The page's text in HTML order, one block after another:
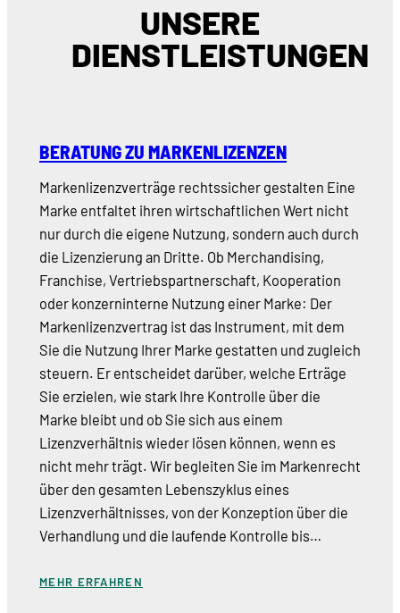
UNSERE
DIENSTLEISTUNGEN
BERATUNG ZU MARKENLIZENZEN
Markenlizenzverträge rechtssicher gestalten Eine
Marke entfaltet ihren wirtschaftlichen Wert nicht
nur durch die eigene Nutzung, sondern auch durch
die Lizenzierung an Dritte. Ob Merchandising,
Franchise, Vertriebspartnerschaft, Kooperation
oder konzerninterne Nutzung einer Marke: Der
Markenlizenzvertrag ist das Instrument, mit dem
Sie die Nutzung Ihrer Marke gestatten und zugleich
steuern. Er entscheidet darüber, welche Erträge
Sie erzielen, wie stark Ihre Kontrolle über die
Marke bleibt und ob Sie sich aus einem
Lizenzverhältnis wieder lösen können, wenn es
nicht mehr trägt. Wir begleiten Sie im Markenrecht
über den gesamten Lebenszyklus eines
Lizenzverhältnisses, von der Konzeption über die
Verhandlung und die laufende Kontrolle bis…
MEHR ERFAHREN